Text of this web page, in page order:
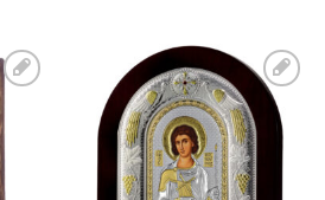
Πρόσθήκη
στην λίστα
επιθυμιών